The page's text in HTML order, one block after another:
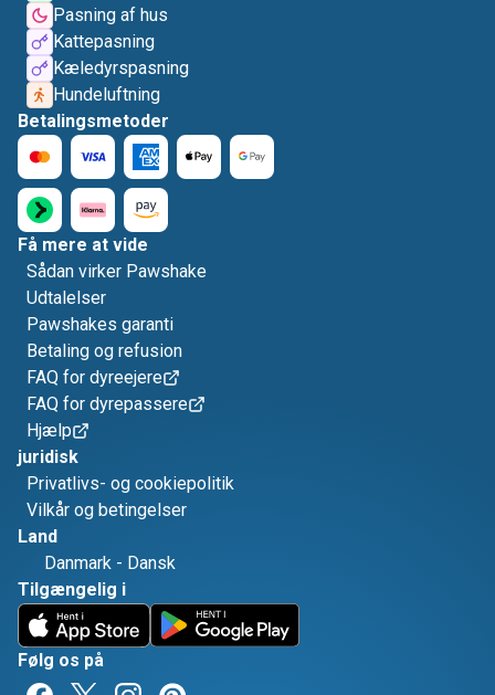
Pasning af hus
Kattepasning
Kæledyrspasning
Hundeluftning
Betalingsmetoder
Få mere at vide
Sådan virker Pawshake
Udtalelser
Pawshakes garanti
Betaling og refusion
FAQ for dyreejere
FAQ for dyrepassere
Hjælp
juridisk
Privatlivs- og cookiepolitik
Vilkår og betingelser
Land
Danmark - Dansk
Tilgængelig i
Følg os på